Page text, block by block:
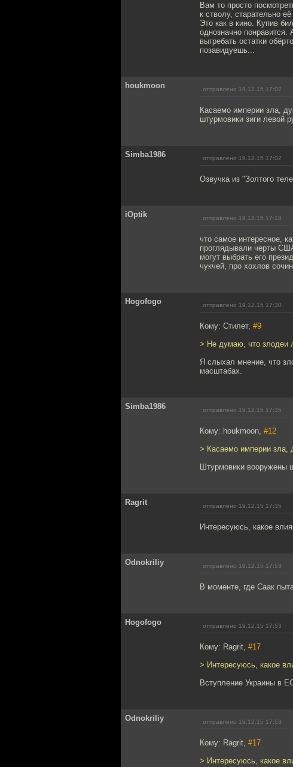
Вам то просто
к стволу, старательно её
Это как в кино. Купив
однозначно понравится.
выгребать остатки
позавидуешь...
houkmoon отправлено 19.12.15 17:02
Касаемо империи зла,
штурмовики зиги левой
Simba1986 отправлено 19.12.15 17:02
Озвучка из "Золтого
iOptik отправлено 19.12.15 17:18
что самое интересное,
проглядывали черты
могут выбрать его
чукчей, про хохлов
Hogofogo отправлено 19.12.15 17:30
Кому: Стилет, #9
> Не думаю, что злодеи
Я слыхал мнение, что
масштабах.
Simba1986 отправлено 19.12.15 17:35
Кому: houkmoon, #12
> Касаемо империи зла,
Штурмовики вооружены
Ragrit отправлено 19.12.15 17:35
Интересуюсь, какое
Odnokriliy отправлено 19.12.15 17:53
В моменте, где Саак
Hogofogo отправлено 19.12.15 17:53
Кому: Ragrit, #17
> Интересуюсь, какое
Вступление Украины в
Odnokriliy отправлено 19.12.15 17:53
Кому: Ragrit, #17
> Интересуюсь, какое